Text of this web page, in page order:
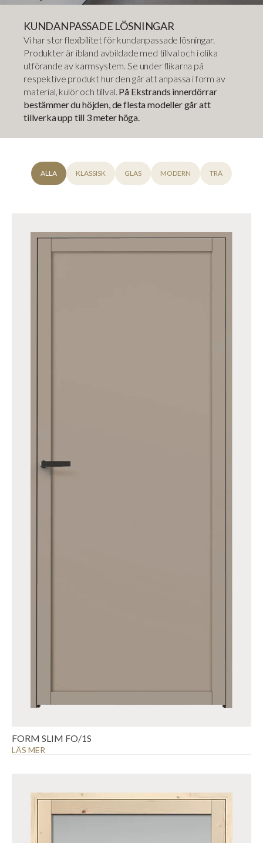
KUNDANPASSADE LÖSNINGAR
Vi har stor flexibilitet för kundanpassade lösningar.
Produkter är ibland avbildade med tillval och i olika
utförande av karmsystem. Se under flikarna på
respektive produkt hur den går att anpassa i form av
material, kulör och tillval. På Ekstrands innerdörrar
bestämmer du höjden, de flesta modeller går att
tillverka upp till 3 meter höga.
ALLA KLASSISK GLAS MODERN TRÄ
FORM SLIM FO/1S
LÄS MER